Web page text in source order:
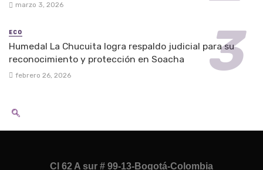
marzo 3, 2026
ECO
Humedal La Chucuita logra respaldo judicial para su
reconocimiento y protección en Soacha
febrero 26, 2026
Cl 62 A sur # 99-13-Bogotá-Colombia